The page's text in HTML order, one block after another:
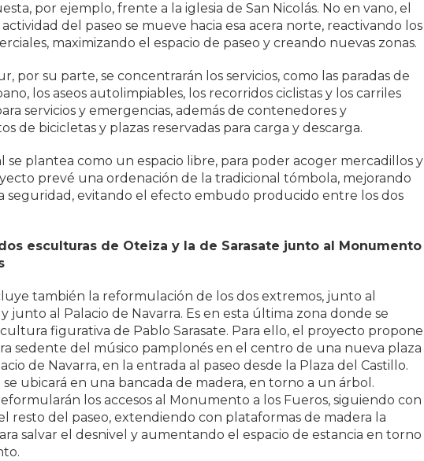
por ejemplo, frente a la iglesia de San Nicolás. No en vano, el
del paseo se mueve hacia esa acera norte, reactivando los
maximizando el espacio de paseo y creando nuevas zonas.
por su parte, se concentrarán los servicios, como las paradas de
los aseos autolimpiables, los recorridos ciclistas y los carriles
servicios y emergencias, además de contenedores y
de bicicletas y plazas reservadas para carga y descarga.
se plantea como un espacio libre, para poder acoger mercadillos y
prevé una ordenación de la tradicional tómbola, mejorando
seguridad, evitando el efecto embudo producido entre los dos
esculturas de Oteiza y la de Sarasate junto al Monumento
también la reformulación de los dos extremos, junto al
junto al Palacio de Navarra. Es en esta última zona donde se
figurativa de Pablo Sarasate. Para ello, el proyecto propone
sedente del músico pamplonés en el centro de una nueva plaza
de Navarra, en la entrada al paseo desde la Plaza del Castillo.
se ubicará en una bancada de madera, en torno a un árbol.
los accesos al Monumento a los Fueros, siguiendo con
resto del paseo, extendiendo con plataformas de madera la
salvar el desnivel y aumentando el espacio de estancia en torno